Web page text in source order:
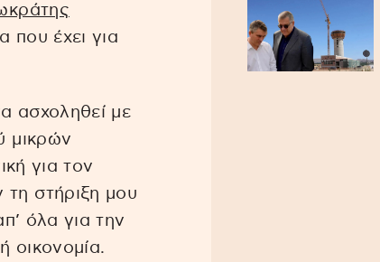
που έχει για
ασχοληθεί με
μικρών
για τον
στήριξη μου
όλα για την
οικονομία.